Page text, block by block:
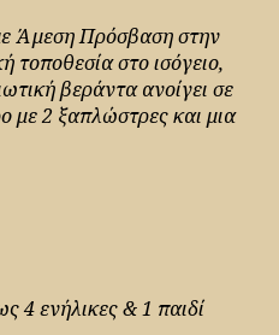
Άμεση Πρόσβαση στην
τοποθεσία στο ισόγειο,
βεράντα ανοίγει σε
με 2 ξαπλώστρες και μια
4 ενήλικες & 1 παιδί